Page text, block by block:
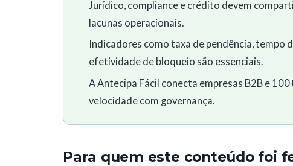
Jurídico, compliance e crédito devem
lacunas operacionais.
Indicadores como taxa de pendência, tempo
efetividade de bloqueio são essenciais.
A Antecipa Fácil conecta empresas B2B e
velocidade com governança.
Para quem este conteúdo foi